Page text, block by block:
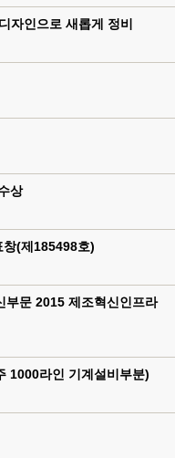
자인으로 새롭게 정비
상
창(제185498호)
부문 2015 제조혁신인프라
1000라인 기계설비부분)